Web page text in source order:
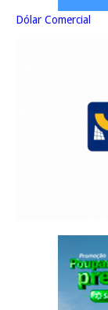
Dólar Comercial